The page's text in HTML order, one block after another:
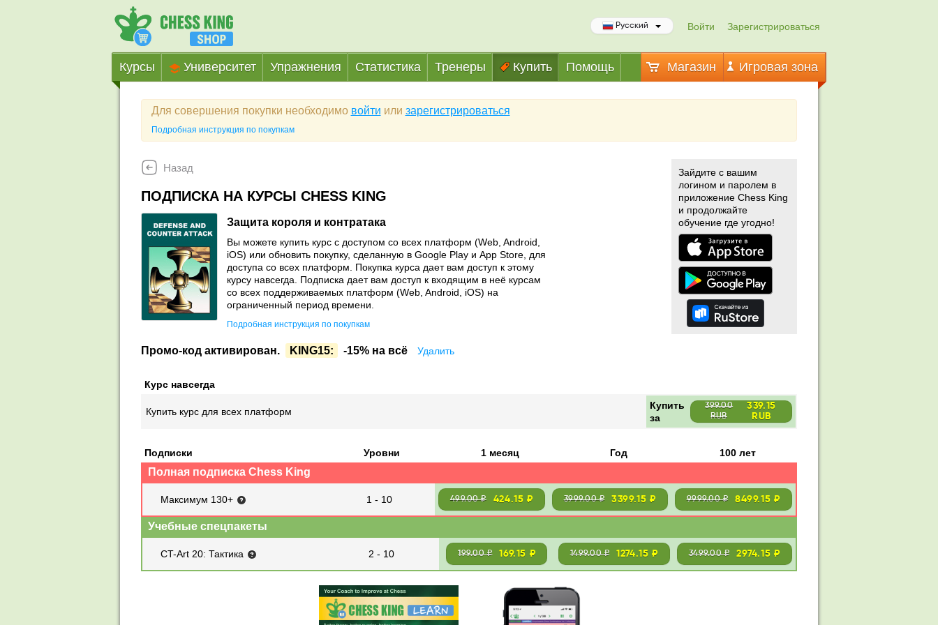
Войти Зарегистрироваться
Русский
Курсы Университет Упражнения Статистика Тренеры Купить Помощь Магазин Игровая зона
Для совершения покупки необходимо войти или зарегистрироваться
Подробная инструкция по покупкам
Зайдите с вашим
логином и паролем в
приложение Chess King
и продолжайте
обучение где угодно!
Назад
ПОДПИСКА НА КУРСЫ CHESS KING
Защита короля и контратака
Вы можете купить курс с доступом со всех платформ (Web, Android,
iOS) или обновить покупку, сделанную в Google Play и App Store, для
доступа со всех платформ. Покупка курса дает вам доступ к этому
курсу навсегда. Подписка дает вам доступ к входящим в неё курсам
со всех поддерживаемых платформ (Web, Android, iOS) на
ограниченный период времени.
Подробная инструкция по покупкам
Промо-код активирован. KING15: -15% на всё Удалить
Курс навсегда
Купить курс для всех платформ
Купить
за
399.00
RUB
339.15
RUB
Подписки Уровни 1 месяц Год 100 лет
Полная подписка Chess King
Максимум 130+ 1 - 10 499.00 ₽ 424.15 ₽ 3999.00 ₽ 3399.15 ₽ 9999.00 ₽ 8499.15 ₽
Учебные спецпакеты
CT-Art 20: Тактика 2 - 10 199.00 ₽ 169.15 ₽ 1499.00 ₽ 1274.15 ₽ 3499.00 ₽ 2974.15 ₽